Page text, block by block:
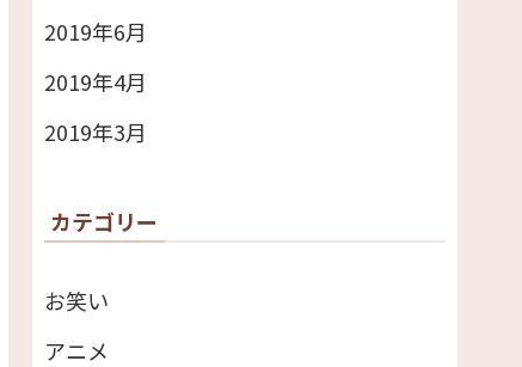
2019年6月
2019年4月
2019年3月
カテゴリー
お笑い
アニメ